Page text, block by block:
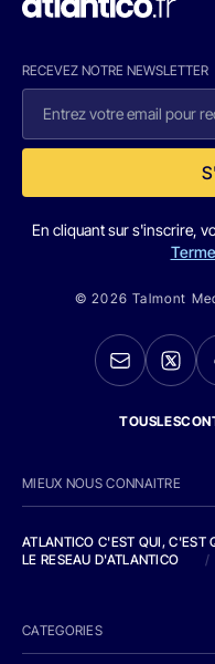
RECEVEZ NOTRE NEWSLETTER
En cliquant sur s'inscrire,
© 2026 Talmont
MIEUX NOUS CONNAITRE
ATLANTICO C'EST QUI, C'EST
LE RESEAU D'ATLANTICO
/
CATEGORIES